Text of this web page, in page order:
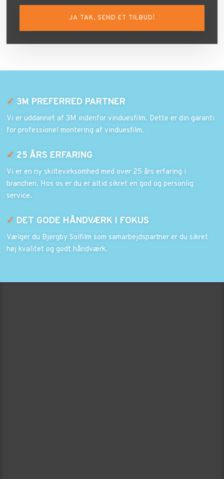
✓ 3M PREFERRED PARTNER
Vi er uddannet af 3M indenfor vinduesfilm. Dette er din garanti
for professionel montering af vinduesfilm.
✓ 25 ÅRS ERFARING
Vi er en ny skiltevirksomhed med over 25 års erfaring i
branchen. Hos os er du er altid sikret en god og personlig
service.
✓ DET GODE HÅNDVÆRK I FOKUS
Vælger du Bjergby Solfilm som samarbejdspartner er du sikret
høj kvalitet og godt håndværk.